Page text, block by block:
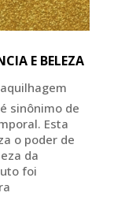
E BELEZA
sinônimo de
Esta
o poder de
da
foi